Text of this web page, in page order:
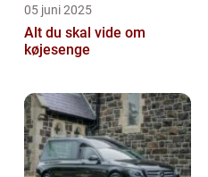
05 juni 2025
Alt du skal vide om
køjesenge